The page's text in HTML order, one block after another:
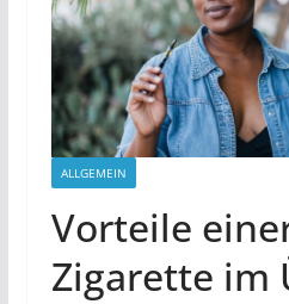
ALLGEMEIN
Vorteile
Zigarette im